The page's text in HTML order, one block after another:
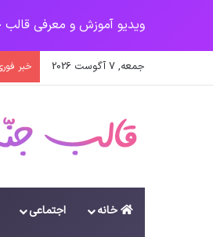
ویدیو آموزش و معرفی قالب جنّه
جمعه, 7 آگوست 2026 خبر
خانه اجتماعی